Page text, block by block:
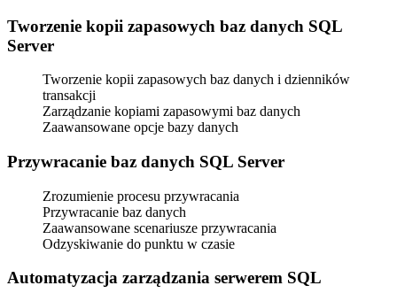
Tworzenie kopii zapasowych baz danych SQL
Server
Tworzenie kopii zapasowych baz danych i dzienników
transakcji
Zarządzanie kopiami zapasowymi baz danych
Zaawansowane opcje bazy danych
Przywracanie baz danych SQL Server
Zrozumienie procesu przywracania
Przywracanie baz danych
Zaawansowane scenariusze przywracania
Odzyskiwanie do punktu w czasie
Automatyzacja zarządzania serwerem SQL